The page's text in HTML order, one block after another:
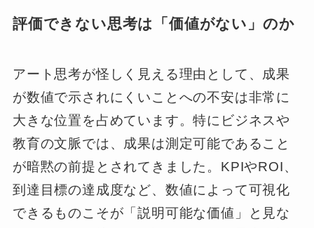
評価できない思考は「価値がない」のか
アート思考が怪しく見える理由として、成果
が数値で示されにくいことへの不安は非常に
大きな位置を占めています。特にビジネスや
教育の文脈では、成果は測定可能であること
が暗黙の前提とされてきました。KPIやROI、
到達目標の達成度など、数値によって可視化
できるものこそが「説明可能な価値」と見な